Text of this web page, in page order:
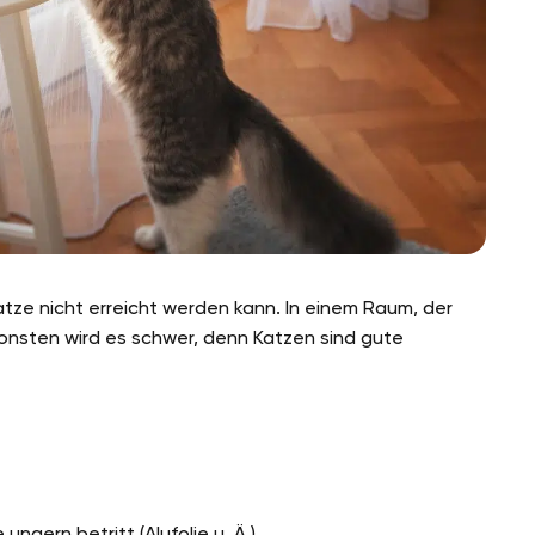
nicht erreicht werden kann. In einem Raum, der
wird es schwer, denn Katzen sind gute